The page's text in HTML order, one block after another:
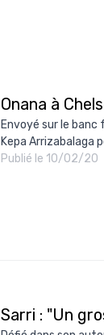
Onana à
Envoyé sur le
Kepa Arrizabalaga
Publié le 10/02/20
Sarri : "Un